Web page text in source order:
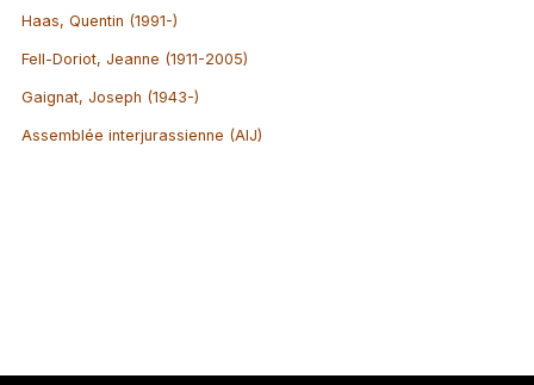
Haas, Quentin (1991-)
Fell-Doriot, Jeanne (1911-2005)
Gaignat, Joseph (1943-)
Assemblée interjurassienne (AIJ)